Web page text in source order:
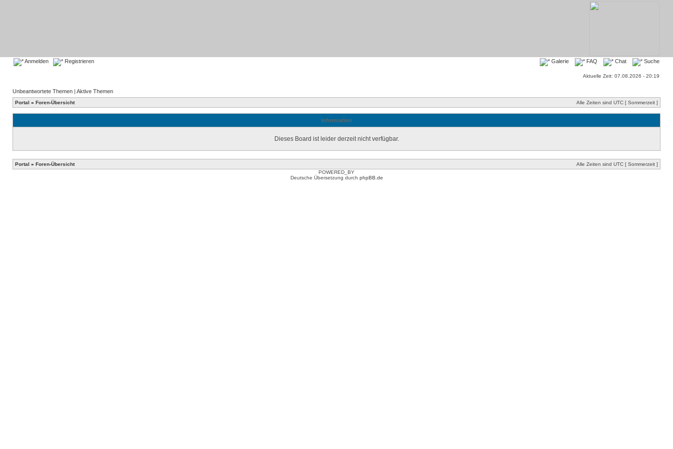
Anmelden Registrieren Galerie FAQ Chat Suche
Aktuelle Zeit: 07.08.2026 - 20:19
Unbeantwortete Themen | Aktive Themen
Portal » Foren-Übersicht Alle Zeiten sind UTC [ Sommerzeit ]
Information
Dieses Board ist leider derzeit nicht verfügbar.
Portal » Foren-Übersicht
Alle Zeiten sind UTC [ Sommerzeit ]
POWERED_BY
Deutsche Übersetzung durch phpBB.de